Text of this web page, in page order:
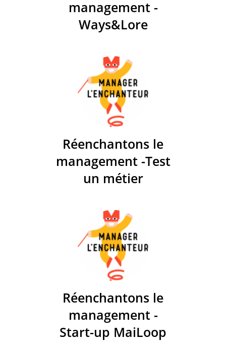
management -
Ways&Lore
Réenchantons le
management -Test
un métier
Réenchantons le
management -
Start-up MaiLoop